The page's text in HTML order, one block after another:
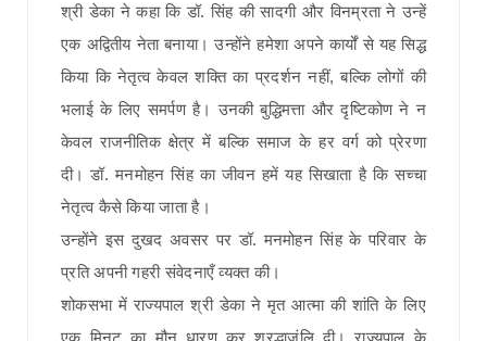
श्री डेका ने कहा कि डॉ. सिंह की सादगी और विनम्रता ने उन्हें
एक अद्वितीय नेता बनाया। उन्होंने हमेशा अपने कार्यों से यह सिद्ध
किया कि नेतृत्व केवल शक्ति का प्रदर्शन नहीं, बल्कि लोगों की
भलाई के लिए समर्पण है। उनकी बुद्धिमत्ता और दृष्टिकोण ने न
केवल राजनीतिक क्षेत्र में बल्कि समाज के हर वर्ग को प्रेरणा
दी। डॉ. मनमोहन सिंह का जीवन हमें यह सिखाता है कि सच्चा
नेतृत्व कैसे किया जाता है।
उन्होंने इस दुखद अवसर पर डॉ. मनमोहन सिंह के परिवार के
प्रति अपनी गहरी संवेदनाएँ व्यक्त की।
शोकसभा में राज्यपाल श्री डेका ने मृत आत्मा की शांति के लिए
एक मिनट का मौन धारण कर श्रद्धाजंलि दी। राज्यपाल के